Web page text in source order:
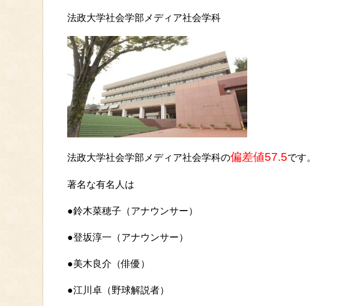
法政大学社会学部メディア社会学科
法政大学社会学部メディア社会学科の偏差値57.5です。
著名な有名人は
●鈴木菜穂子（アナウンサー）
●登坂淳一（アナウンサー）
●美木良介（俳優）
●江川卓（野球解説者）